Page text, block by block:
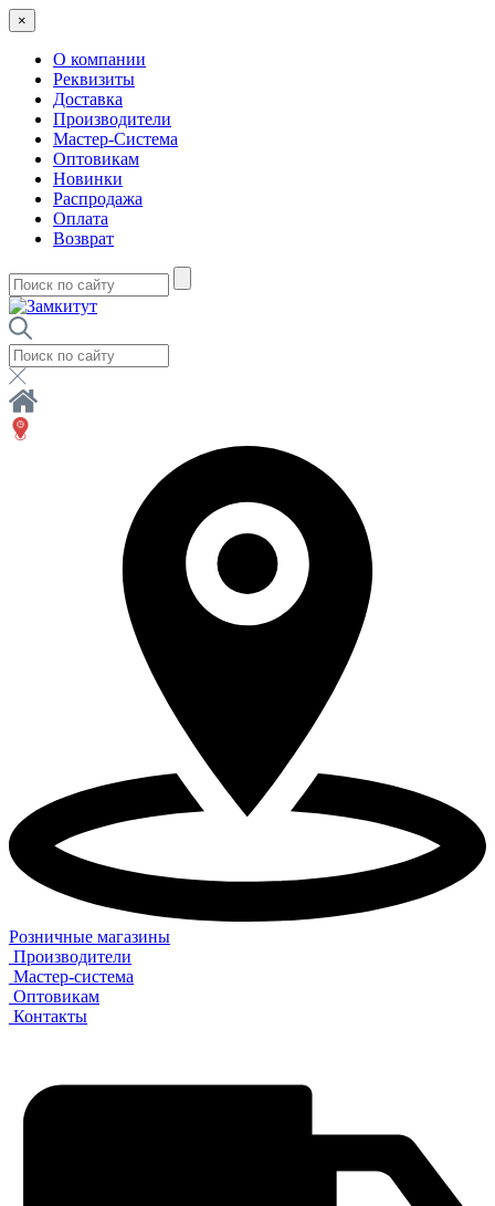
×
О компании
Реквизиты
Доставка
Производители
Мастер-Система
Оптовикам
Новинки
Распродажа
Оплата
Возврат
Розничные магазины
Производители
Мастер-система
Оптовикам
Контакты